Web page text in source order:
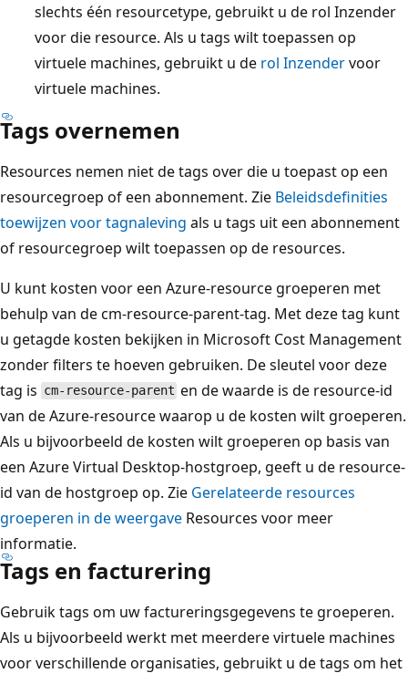
slechts één resourcetype, gebruikt u de rol Inzender
voor die resource. Als u tags wilt toepassen op
virtuele machines, gebruikt u de rol Inzendervoor
virtuele machines.
Tags overnemen
Resources nemen niet de tags over die u toepast op een
resourcegroep of een abonnement. Zie Beleidsdefinities
toewijzen voor tagnaleving als u tags uit een abonnement
of resourcegroep wilt toepassen op de resources.
U kunt kosten voor een Azure-resource groeperen met
behulp van de cm-resource-parent-tag. Met deze tag kunt
u getagde kosten bekijken in Microsoft Cost Management
zonder filters te hoeven gebruiken. De sleutel voor deze
tag is cm-resource-parent en de waarde is de resource-id
van de Azure-resource waarop u de kosten wilt groeperen.
Als u bijvoorbeeld de kosten wilt groeperen op basis van
een Azure Virtual Desktop-hostgroep, geeft u de resource-
id van de hostgroep op. Zie Gerelateerde resources
groeperen in de weergave Resources voor meer
informatie.
Tags en facturering
Gebruik tags om uw factureringsgegevens te groeperen.
Als u bijvoorbeeld werkt met meerdere virtuele machines
voor verschillende organisaties, gebruikt u de tags om het